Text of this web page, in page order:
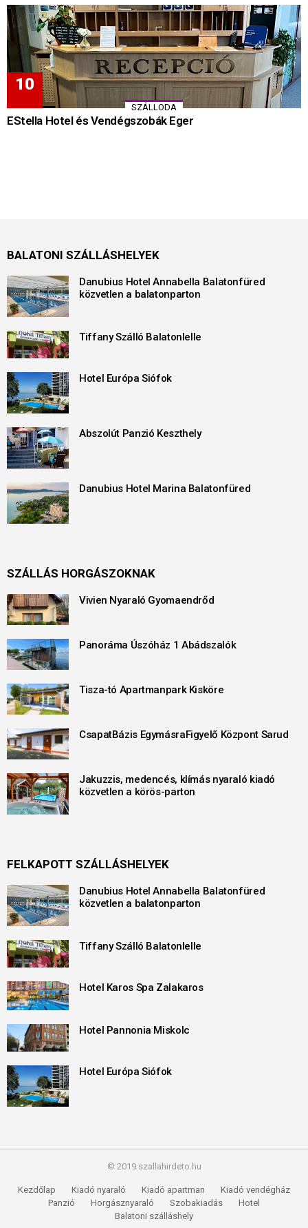
SZÁLLODA
EStella Hotel és Vendégszobák Eger
BALATONI SZÁLLÁSHELYEK
Danubius Hotel Annabella Balatonfüred
közvetlen a balatonparton
Tiffany Szálló Balatonlelle
Hotel Európa Siófok
Abszolút Panzió Keszthely
Danubius Hotel Marina Balatonfüred
SZÁLLÁS HORGÁSZOKNAK
Vivien Nyaraló Gyomaendrőd
Panoráma Úszóház 1 Abádszalók
Tisza-tó Apartmanpark Kisköre
CsapatBázis EgymásraFigyelő Központ Sarud
Jakuzzis, medencés, klímás nyaraló kiadó
közvetlen a körös-parton
FELKAPOTT SZÁLLÁSHELYEK
Danubius Hotel Annabella Balatonfüred
közvetlen a balatonparton
Tiffany Szálló Balatonlelle
Hotel Karos Spa Zalakaros
Hotel Pannonia Miskolc
Hotel Európa Siófok
© 2019 szallahirdeto.hu
Kezdőlap Kiadó nyaraló Kiadó apartman
Kiadó vendégház
Panzió
Horgásznyaraló Szobakiadás
Hotel
Balatoni szálláshely